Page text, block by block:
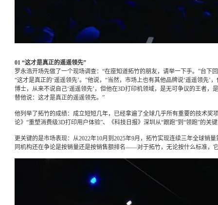
01 “这才是真正的遥遥领先”
罗永浩开场先做了一个现场调查：“在座知道拓竹的朋友，请举一下手。”台下
“这才是真正的‘遥遥领先’。”他说，“当然，市场上也有其他品牌说‘遥遥领先’
博士，从来不说自己‘遥遥领先’，但他在3D打印机领域，是无可争议的王者，
替他说：这才是真正的遥遥领先。”
他列举了拓竹的成绩：成立短短几年，已经拿遍了全球几乎所有重要的技术奖
论》“重塑消费级3D打印用户体验”、《科技日报》深圳从“跟跑”到“领跑”的
更关键的是市场表现：从2022年10月到2025年9月，拓竹实现连续三年全球销
同机构还在争论是按销量还是按销售额排名——对于拓竹，无论按什么标准，